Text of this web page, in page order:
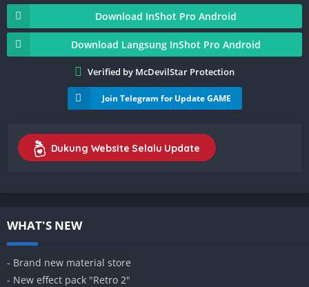
Download InShot Pro Android
Download Langsung InShot Pro Android
Verified by McDevilStar Protection
Join Telegram for Update GAME
Dukung Website Selalu Update
WHAT'S NEW
- Brand new material store
- New effect pack "Retro 2"